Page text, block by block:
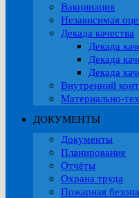
Вакцинация
Независимая
Декада качества
Декада
Декада
Декада
Внутренний
Материально-
ДОКУМЕНТЫ
Документы
Планирование
Отчёты
Охрана труда
Пожарная